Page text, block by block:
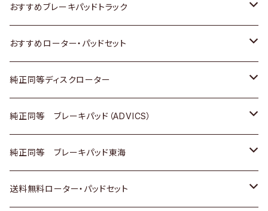
いすゞ
ダイハツ
マツダ
三菱
スバル
日野
日産
いすゞ
ダイハツ
マツダ
三菱
日野
日産
いすゞ
ダイハツ
三菱
日野
三菱ふそう
ホンダ
スズキ
日産
ダイハツ
マツダ
三菱
トヨタ
ホンダ
スズキ
日産
いすゞ
ダイハツ
おすすめブレーキパッドトラック
トヨタ
日産
いすゞ
ダイハツ
マツダ
おすすめローター・パッドセット
トヨタ
ホンダ
スズキ
日産
純正同等ディスクローター
トヨタ
ホンダ
スズキ
純正同等 ブレーキパッド（ADVICS）
トヨタ
ホンダ
純正同等 ブレーキパッド東海
トヨタ
送料無料ローター・パッドセット